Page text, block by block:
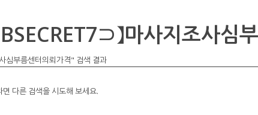
】마사지조사심
심부름센터의뢰가격" 검색 결과
다른 검색을 시도해 보세요.